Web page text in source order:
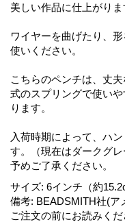
美しい作品に仕上がりま
ワイヤーを曲げたり、
使いください。
こちらのペンチは、丈
式のスプリングで使い
ります。
入荷時期によって、ハ
す。（現在はダークグレ
予めご了承ください。
サイズ: 6インチ（約
備考: BEADSMITH社(ア
ご注文の前にお読みくだ